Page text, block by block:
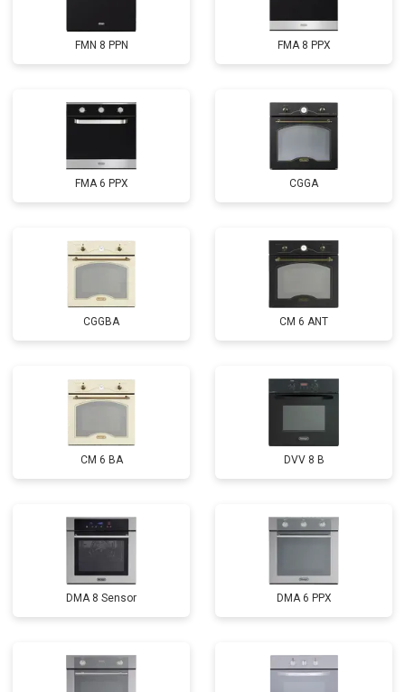
FMN 8 PPN FMA 8 PPX
FMA 6 PPX CGGA
CGGBA CM 6 ANT
CM 6 BA DVV 8 B
DMA 8 Sensor DMA 6 PPX